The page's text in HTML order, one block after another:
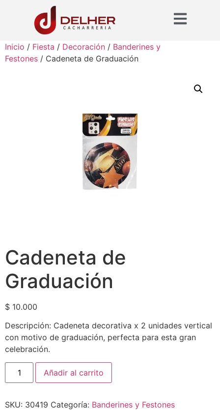
Inicio / Fiesta / Decoración / Banderines y
Festones / Cadeneta de Graduación
Cadeneta de
Graduación
$ 10.000
Descripción: Cadeneta decorativa x 2 unidades vertical
con motivo de graduación, perfecta para esta gran
celebración.
Añadir al carrito
SKU: 30419 Categoría: Banderines y Festones